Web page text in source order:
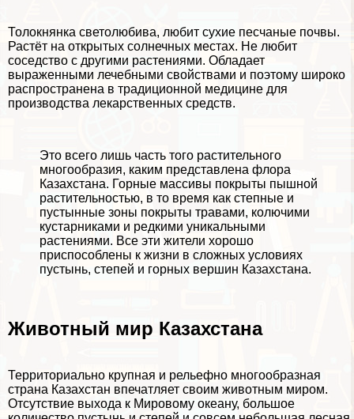
Толокнянка светолюбива, любит сухие песчаные почвы.
Растёт на открытых солнечных местах. Не любит
соседство с другими растениями. Обладает
выраженными лечебными свойствами и поэтому широко
распространена в традиционной медицине для
производства лекарственных средств.
Это всего лишь часть того растительного
многообразия, каким представлена флора
Казахстана. Горные массивы покрыты пышной
растительностью, в то время как степные и
пустынные зоны покрыты травами, колючими
кустарниками и редкими уникальными
растениями. Все эти жители хорошо
приспособлены к жизни в сложных условиях
пустынь, степей и горных вершин Казахстана.
Животный мир Казахстана
Территориально крупная и рельефно многообразная
страна Казахстан впечатляет своим животным миром.
Отсутствие выхода к Мировому океану, большое